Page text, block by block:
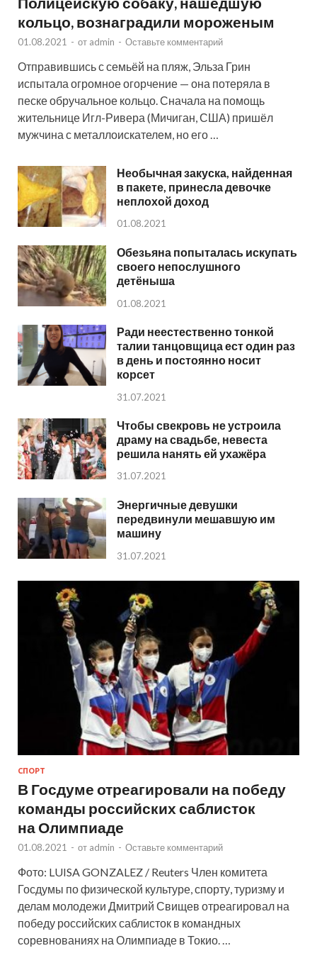
кольцо, вознаградили мороженым
01.08.2021 - от admin - Оставьте комментарий
Отправившись с семьёй на пляж, Эльза Грин
испытала огромное огорчение — она потеряла в
песке обручальное кольцо. Сначала на помощь
жительнице Игл-Ривера (Мичиган, США) пришёл
мужчина с металлоискателем, но его …
Необычная закуска, найденная
в пакете, принесла девочке
неплохой доход
01.08.2021
Обезьяна попыталась искупать
своего непослушного
детёныша
01.08.2021
Ради неестественно тонкой
талии танцовщица ест один раз
в день и постоянно носит
корсет
31.07.2021
Чтобы свекровь не устроила
драму на свадьбе, невеста
решила нанять ей ухажёра
31.07.2021
Энергичные девушки
передвинули мешавшую им
машину
31.07.2021
СПОРТ
В Госдуме отреагировали на победу
команды российских саблисток
на Олимпиаде
01.08.2021 - от admin - Оставьте комментарий
Фото: LUISA GONZALEZ / Reuters Член комитета
Госдумы по физической культуре, спорту, туризму и
делам молодежи Дмитрий Свищев отреагировал на
победу российских саблисток в командных
соревнованиях на Олимпиаде в Токио. …